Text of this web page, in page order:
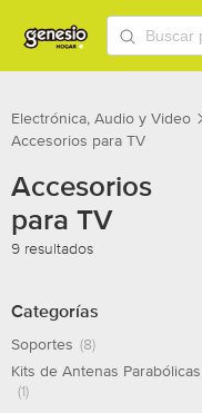
Electrónica, Audio y Video
Accesorios para TV
Accesorios
para TV
9 resultados
Categorías
Soportes (8)
Kits de Antenas Parabólicas
(1)